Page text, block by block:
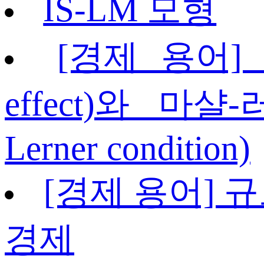
IS-LM 모형
[경제 용어]
effect)와 마샬-
Lerner condition)
[경제 용어]
경제